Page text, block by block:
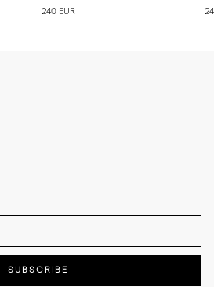
240 EUR
SUBSCRIBE